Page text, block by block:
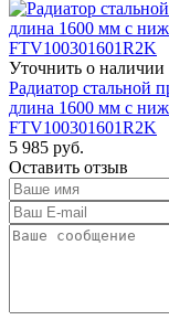
Уточнить о наличии
Радиатор стальной
длина 1600 мм с
FTV100301601R2K
5 985 руб.
Оставить отзыв